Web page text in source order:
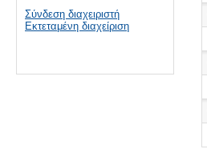
Σύνδεση διαχειριστή
Εκτεταμένη διαχείριση